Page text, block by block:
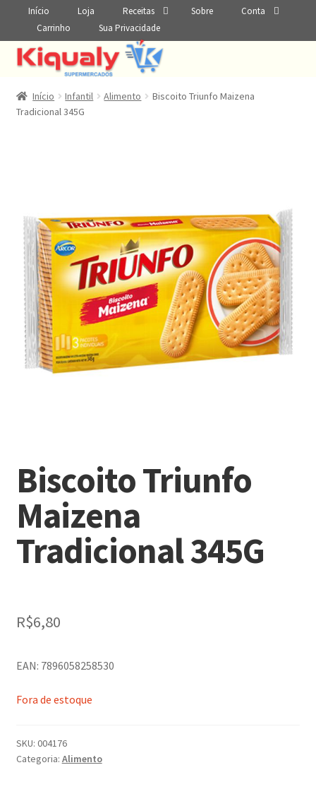
Início Loja Receitas Sobre
Conta
Carrinho
Sua Privacidade
Início Infantil Alimento
Biscoito Triunfo Maizena
Tradicional 345G
Biscoito Triunfo
Maizena
Tradicional 345G
R$6,80
EAN: 7896058258530
Fora de estoque
SKU: 004176
Categoria: Alimento